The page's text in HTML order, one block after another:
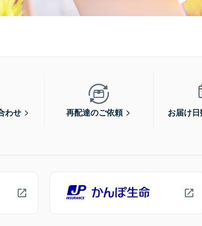
わせ 再配達のご依頼 お届け